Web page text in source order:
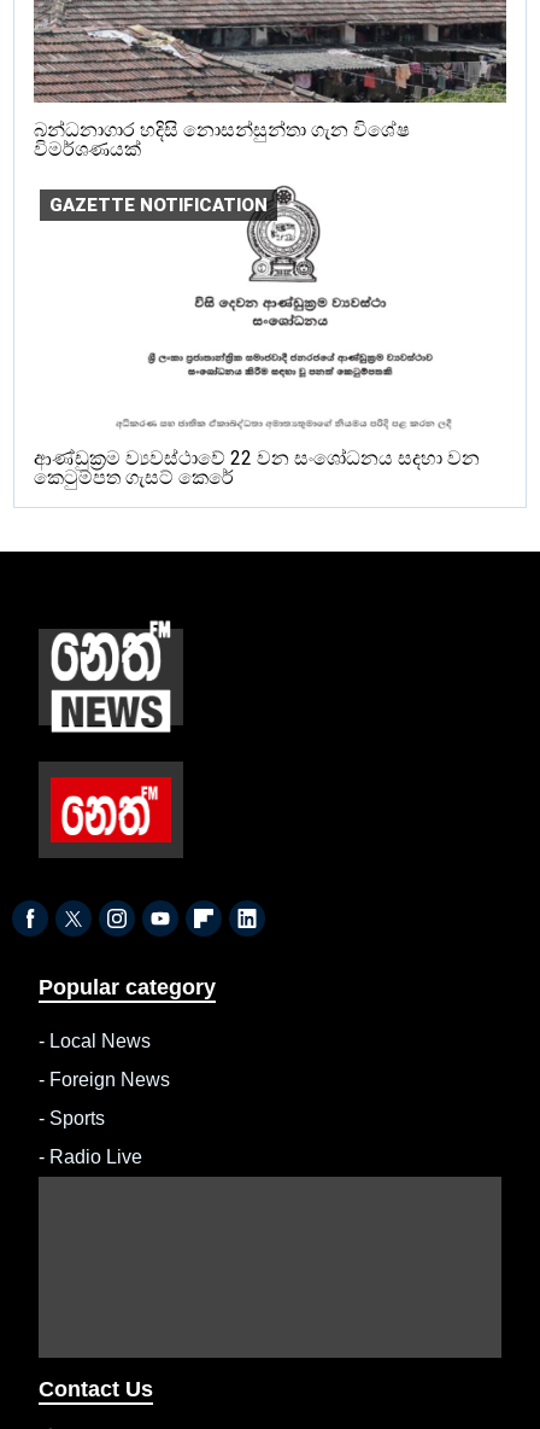
බන්ධනාගාර හදිසි නොසන්සුන්තා ගැන විශේෂ
විමර්ශණයක්
GAZETTE NOTIFICATION
ආණ්ඩුක්‍රම ව්‍යවස්ථාවේ 22 වන සංශෝධනය සදහා වන
කෙටුම්පත ගැසට් කෙරේ
Popular category
- Local News
- Foreign News
- Sports
- Radio Live
Contact Us